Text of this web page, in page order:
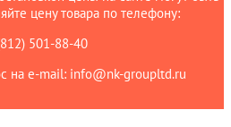
цену товара по телефону:
501-88-40
на е-mail: info@nk-groupltd.ru